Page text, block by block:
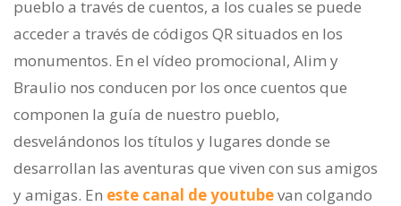
pueblo a través de cuentos, a los cuales se puede
acceder a través de códigos QR situados en los
monumentos. En el vídeo promocional, Alim y
Braulio nos conducen por los once cuentos que
componen la guía de nuestro pueblo,
desvelándonos los títulos y lugares donde se
desarrollan las aventuras que viven con sus amigos
y amigas. En este canal de youtubevan colgando